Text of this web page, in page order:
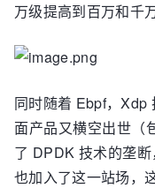
万级提高到百万和千
同时随着 Ebpf，Xdp
面产品又横空出世（
了 DPDK 技术的垄
也加入了这一站场，